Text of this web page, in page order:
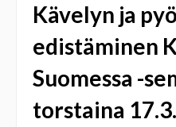
Kävelyn ja
edistäminen
Suomessa -
torstaina